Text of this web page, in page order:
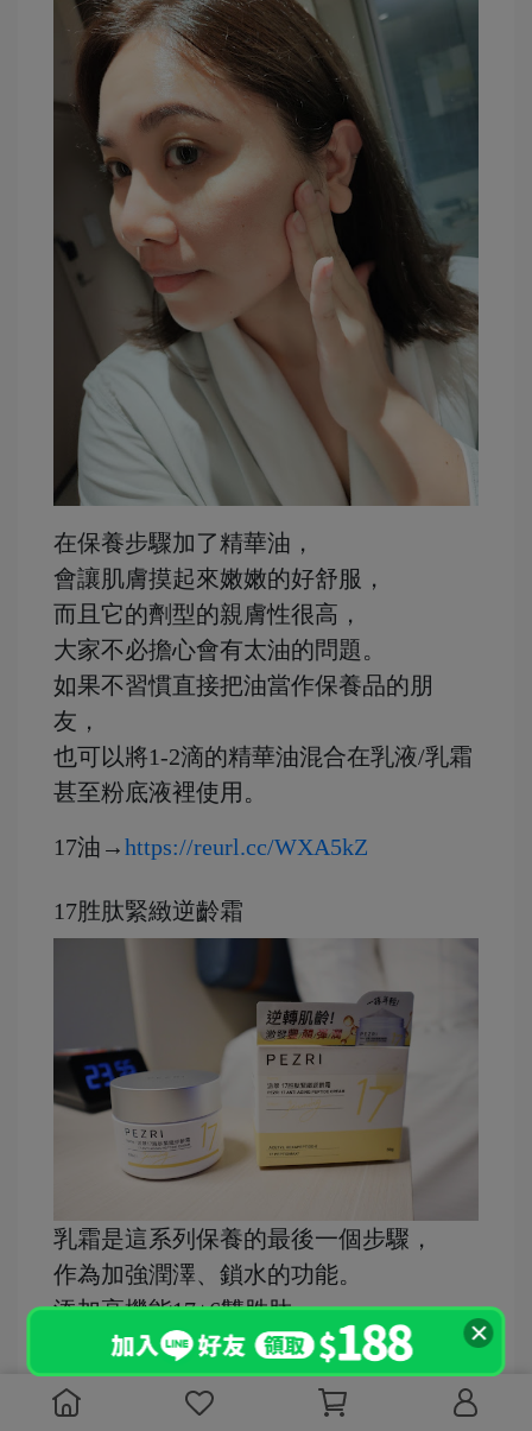
在保養步驟加了精華油，
會讓肌膚摸起來嫩嫩的好舒服，
而且它的劑型的親膚性很高，
大家不必擔心會有太油的問題。
如果不習慣直接把油當作保養品的朋
友，
也可以將1-2滴的精華油混合在乳液/乳霜
甚至粉底液裡使用。
17油→https://reurl.cc/WXA5kZ
17胜肽緊緻逆齡霜
乳霜是這系列保養的最後一個步驟，
作為加強潤澤、鎖水的功能。
添加高機能17+6雙胜肽、
Argania樹葉多酚及三重緊膚抗皺因子，
很適合熬夜憔悴肌膚使用。